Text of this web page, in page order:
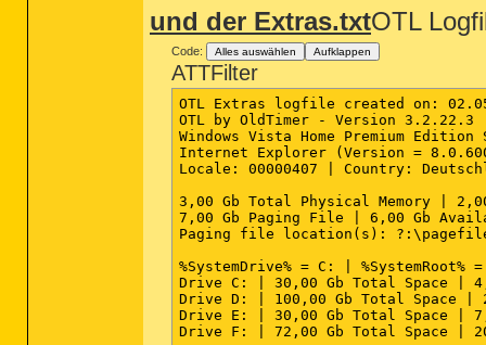
========== Modules (SafeList)
MOD - C:\Users\NiniWonka\Downloads\
MOD -
========== Win32 Services
SRV - (AntiVirSchedulerService) --
SRV - (Steam Client Service) --
SRV - (AntiVirService) --
SRV - (FLEXnet Licensing Service)
SRV - (AMD External Events Utility)
SRV - (Kodak AiO Network
SRV - (McComponentHostService) --
SRV - (WinDefend) --
========== Driver Services
und der Extras.txtOTL
Code: Alles auswählen Aufklappen
ATTFilter
OTL Extras logfile created on:
OTL by OldTimer - Version 3.2.22.3
Windows Vista Home Premium
Internet Explorer (Version =
Locale: 00000407 | Country:
3,00 Gb Total Physical Memory |
7,00 Gb Paging File | 6,00 Gb
Paging file location(s):
%SystemDrive% = C: |
Drive C: | 30,00 Gb Total Space |
Drive D: | 100,00 Gb Total Space |
Drive E: | 30,00 Gb Total Space |
Drive F: | 72,00 Gb Total Space |